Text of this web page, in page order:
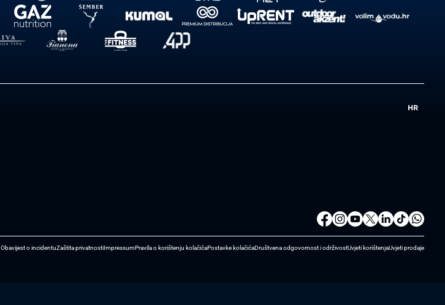
HR
Obavijest o incidentuZaštita privatnostiImpressumPravila o korištenju kolačićaPostavke kolačićaDruštvena odgovornost i održivostUvjeti korištenjaUvjeti prodaje